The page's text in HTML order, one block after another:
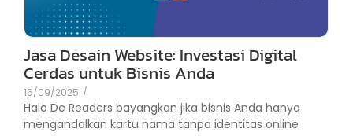
Jasa Desain Website: Investasi Digital
Cerdas untuk Bisnis Anda
16/09/2025 /
Halo De Readers bayangkan jika bisnis Anda hanya
mengandalkan kartu nama tanpa identitas online